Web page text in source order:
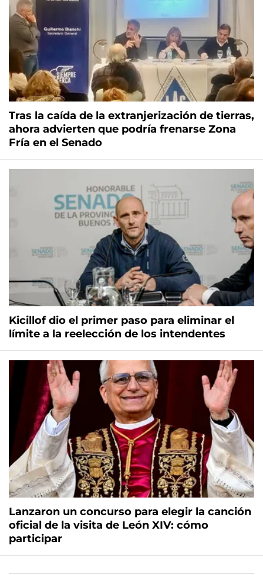
Tras la caída de la extranjerización de tierras,
ahora advierten que podría frenarse Zona
Fría en el Senado
Kicillof dio el primer paso para eliminar el
límite a la reelección de los intendentes
Lanzaron un concurso para elegir la canción
oficial de la visita de León XIV: cómo
participar